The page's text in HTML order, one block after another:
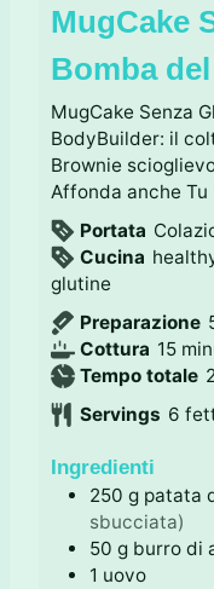
MugCake
Bomba
MugCake Senza
BodyBuilder: il
Brownie
Affonda anche
Portata
Cucina
glutine
Preparazione
Cottura 15m
i
n
u
Tempo totale
Servings 6
Ingredienti
250 g patata
sbucciata)
50 g burro di
1 uovo